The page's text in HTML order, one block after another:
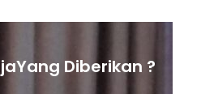
Diberikan ?